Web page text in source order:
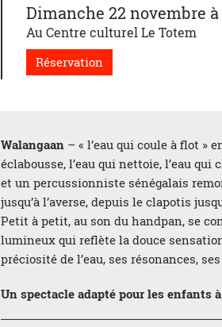
Dimanche 22 novembre à
Au Centre culturel Le Totem
Réservation
Walangaan – « l’eau qui coule à flot »
éclabousse, l’eau qui nettoie, l’eau
et un percussionniste sénégalais
jusqu’à l’averse, depuis le clapotis
Petit à petit, au son du handpan, se
lumineux qui reflète la douce
préciosité de l’eau, ses résonances,
Un spectacle adapté pour les enfants